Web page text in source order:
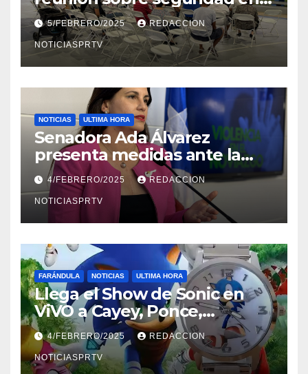
Reparto Metropolitano
5/FEBRERO/2025 REDACCION
NOTICIASPRTV
NOTICIAS ULTIMA HORA
Senadora Ada Álvarez
presenta medidas ante la
violencia en el noviazgo
4/FEBRERO/2025 REDACCION
NOTICIASPRTV
FARÁNDULA NOTICIAS ULTIMA HORA
Llega el Show de Sonic en
ViVO a Cayey, Ponce,
Barceloneta y Humacao,
Relojes gratis para el que
compre ahora….
4/FEBRERO/2025 REDACCION
NOTICIASPRTV